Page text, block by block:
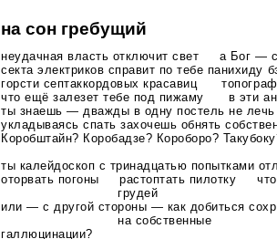
на сон гребущий
неудачная власть отключит свет а Бог —
секта электриков справит по тебе панихиду
горсти септаккордовых красавиц
что ещё залезет тебе под пижаму в эти
ты знаешь — дважды в одну постель не лечь
укладываясь спать захочешь обнять
Коробштайн? Коробадзе? Короборо?
ты калейдоскоп с тринадцатью попытками
оторвать погоны растоптать пилотку
грудей
или — с другой стороны — как добиться
на собственные
галлюцинации?